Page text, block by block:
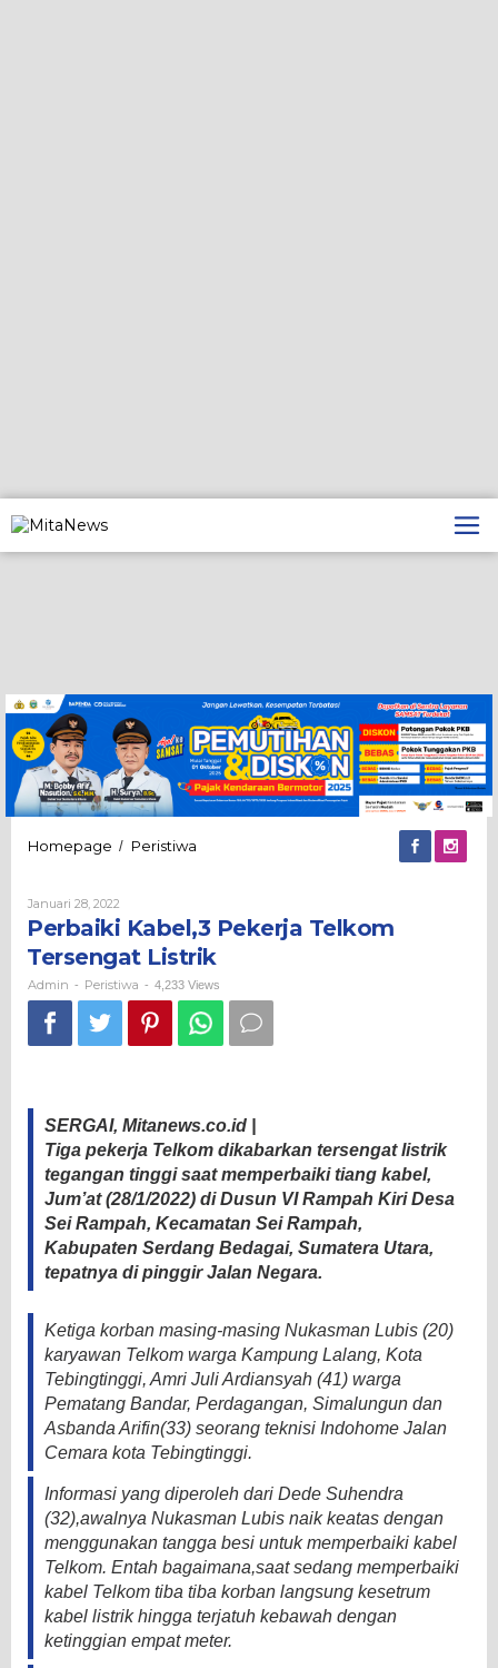
ke
konten
Homepage / Peristiwa
Tersengat
Listrik
Januari 28, 2022
Admin
Perbaiki Kabel,3 Pekerja Telkom
Tersengat Listrik
Admin - Peristiwa - 4,233 Views
SERGAI, Mitanews.co.id |
Tiga pekerja Telkom dikabarkan tersengat listrik
tegangan tinggi saat memperbaiki tiang kabel,
Jum’at (28/1/2022) di Dusun VI Rampah Kiri Desa
Sei Rampah, Kecamatan Sei Rampah,
Kabupaten Serdang Bedagai, Sumatera Utara,
tepatnya di pinggir Jalan Negara.
Ketiga korban masing-masing Nukasman Lubis (20)
karyawan Telkom warga Kampung Lalang, Kota
Tebingtinggi, Amri Juli Ardiansyah (41) warga
Pematang Bandar, Perdagangan, Simalungun dan
Asbanda Arifin(33) seorang teknisi Indohome Jalan
Cemara kota Tebingtinggi.
Informasi yang diperoleh dari Dede Suhendra
(32),awalnya Nukasman Lubis naik keatas dengan
menggunakan tangga besi untuk memperbaiki kabel
Telkom. Entah bagaimana,saat sedang memperbaiki
kabel Telkom tiba tiba korban langsung kesetrum
kabel listrik hingga terjatuh kebawah dengan
ketinggian empat meter.